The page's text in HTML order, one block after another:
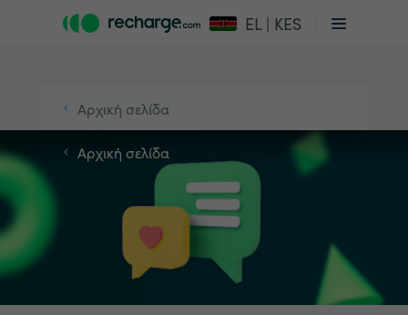
EL | KES
Αρχική σελίδα
Αρχική σελίδα